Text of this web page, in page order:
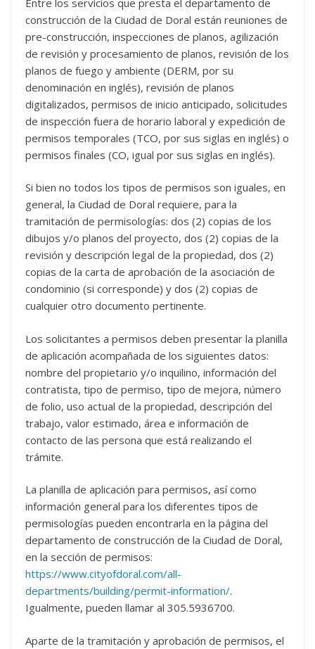
construcción de la Ciudad de Doral están reuniones de
pre-construcción, inspecciones de planos, agilización
de revisión y procesamiento de planos, revisión de los
planos de fuego y ambiente (DERM, por su
denominación en inglés), revisión de planos
digitalizados, permisos de inicio anticipado, solicitudes
de inspección fuera de horario laboral y expedición de
permisos temporales (TCO, por sus siglas en inglés) o
permisos finales (CO, igual por sus siglas en inglés).
Si bien no todos los tipos de permisos son iguales, en
general, la Ciudad de Doral requiere, para la
tramitación de permisologías: dos (2) copias de los
dibujos y/o planos del proyecto, dos (2) copias de la
revisión y descripción legal de la propiedad, dos (2)
copias de la carta de aprobación de la asociación de
condominio (si corresponde) y dos (2) copias de
cualquier otro documento pertinente.
Los solicitantes a permisos deben presentar la planilla
de aplicación acompañada de los siguientes datos:
nombre del propietario y/o inquilino, información del
contratista, tipo de permiso, tipo de mejora, número
de folio, uso actual de la propiedad, descripción del
trabajo, valor estimado, área e información de
contacto de las persona que está realizando el
trámite.
La planilla de aplicación para permisos, así como
información general para los diferentes tipos de
permisologías pueden encontrarla en la página del
departamento de construcción de la Ciudad de Doral,
en la sección de permisos:
https://www.cityofdoral.com/all-
departments/building/permit-information/.
Igualmente, pueden llamar al 305.5936700.
Aparte de la tramitación y aprobación de permisos, el